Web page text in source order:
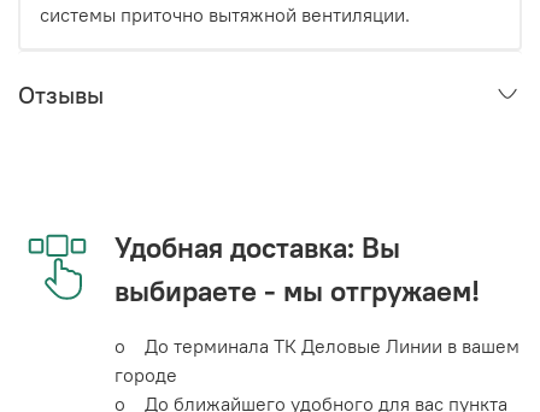
системы приточно вытяжной вентиляции.
Отзывы
Удобная доставка: Вы
выбираете - мы отгружаем!
o До терминала ТК Деловые Линии в вашем
городе
o До ближайшего удобного для вас пункта